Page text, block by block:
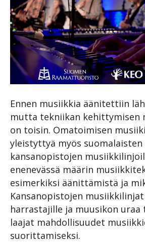
Ennen musiikkia äänitettiin
mutta tekniikan kehittymisen
on toisin. Omatoimisen
yleistyttyä myös suomalaisten
kansanopistojen
enenevässä määrin
esimerkiksi äänittämistä ja
Kansanopistojen
harrastajille ja muusikon
laajat mahdollisuudet
suorittamiseksi.